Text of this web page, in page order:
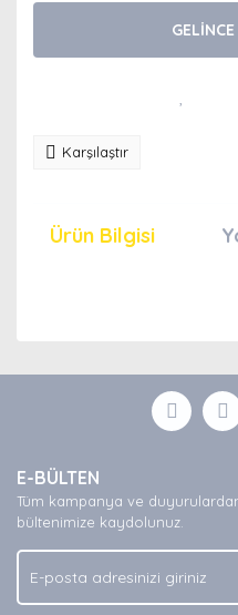
Karşılaştır
Ürün Bilgisi
formunu kullanarak
Görüş ve önerileriniz için
Ürün açıklamasında
Ürün bilgilerinde hatalar
Ürün fiyatı diğer
Bu ürüne benzer farklı
E-BÜLTEN
Tüm kampanya ve
bültenimize kaydolunuz.